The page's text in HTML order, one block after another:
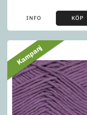
INFO KÖP
Kampanj